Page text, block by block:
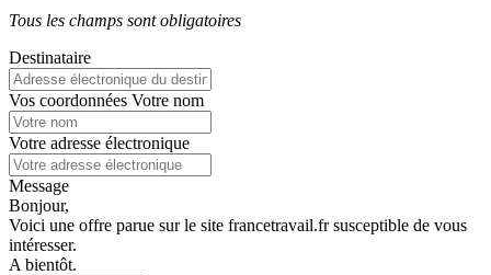
Tous les champs sont obligatoires
Destinataire
Vos coordonnées Votre nom
Votre adresse électronique
Message
Bonjour,
Voici une offre parue sur le site francetravail.fr susceptible de vous
intéresser.
A bientôt.